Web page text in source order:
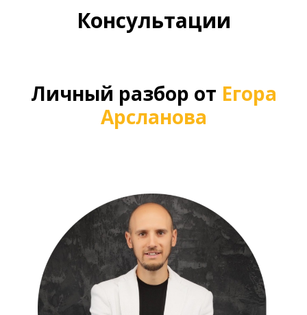
Консультации
Личный разбор от Егора
Арсланова